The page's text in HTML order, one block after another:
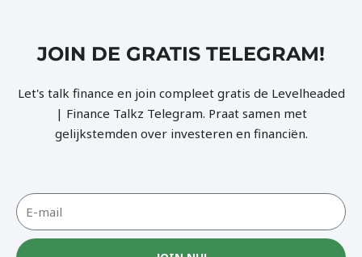
JOIN DE GRATIS TELEGRAM!
Let's talk finance en join compleet gratis de Levelheaded
| Finance Talkz Telegram. Praat samen met
gelijkstemden over investeren en financiën.